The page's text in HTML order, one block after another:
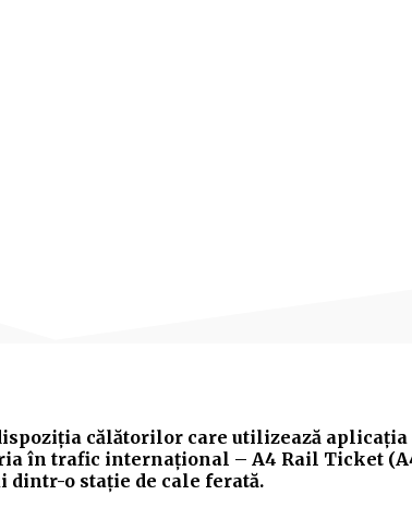
călătorilor care utilizează
în trafic internaţional – A4 Rail Ticket
o staţie de cale ferată.